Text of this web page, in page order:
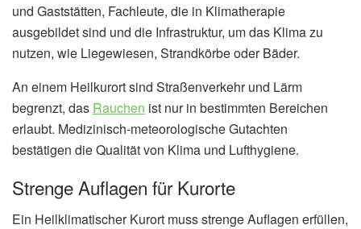
und Gaststätten, Fachleute, die in Klimatherapie
ausgebildet sind und die Infrastruktur, um das Klima zu
nutzen, wie Liegewiesen, Strandkörbe oder Bäder.
An einem Heilkurort sind Straßenverkehr und Lärm
begrenzt, das Rauchen ist nur in bestimmten Bereichen
erlaubt. Medizinisch-meteorologische Gutachten
bestätigen die Qualität von Klima und Lufthygiene.
Strenge Auflagen für Kurorte
Ein Heilklimatischer Kurort muss strenge Auflagen erfüllen,